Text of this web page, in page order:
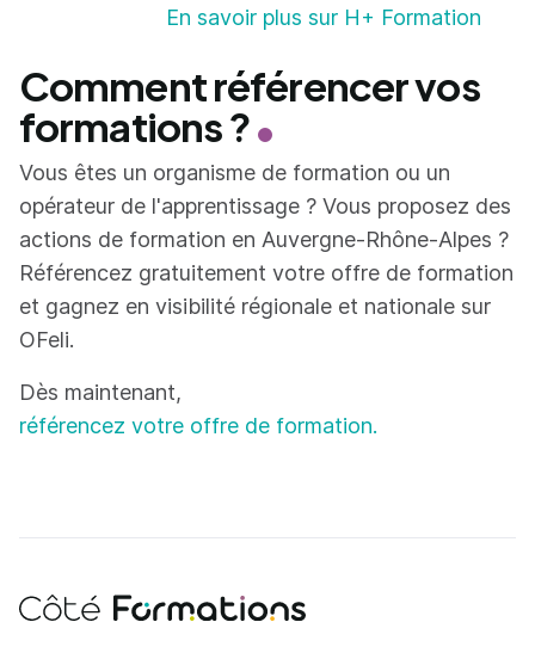
En savoir plus sur H+ Formation
Comment référencer vos
formations ?
Vous êtes un organisme de formation ou un
opérateur de l'apprentissage ? Vous proposez des
actions de formation en Auvergne-Rhône-Alpes ?
Référencez gratuitement votre offre de formation
et gagnez en visibilité régionale et nationale sur
OFeli.
Dès maintenant,
référencez votre offre de formation.